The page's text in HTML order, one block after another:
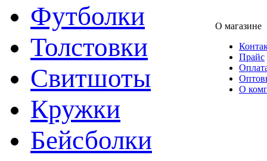
Футболки
Толстовки
Свитшоты
Кружки
Бейсболки
О магазине
Прайс
О